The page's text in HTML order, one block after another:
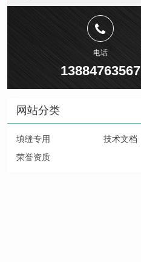
电话
13884763567
网站分类
填缝专用
技术文档
荣誉资质